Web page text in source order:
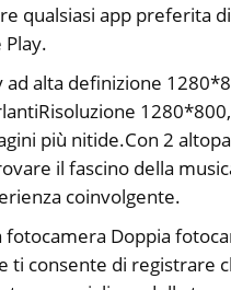
qualsiasi app preferita
Play.
ad alta definizione
più nitide.Con 2
il fascino della
coinvolgente.
fotocamera Doppia
ti consente di registrare